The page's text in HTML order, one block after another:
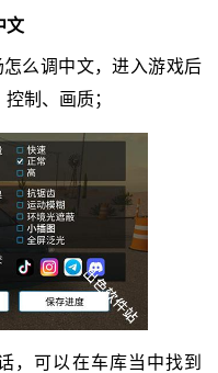
文
么调中文，进入游戏后
制、画质；
，可以在车库当中找到